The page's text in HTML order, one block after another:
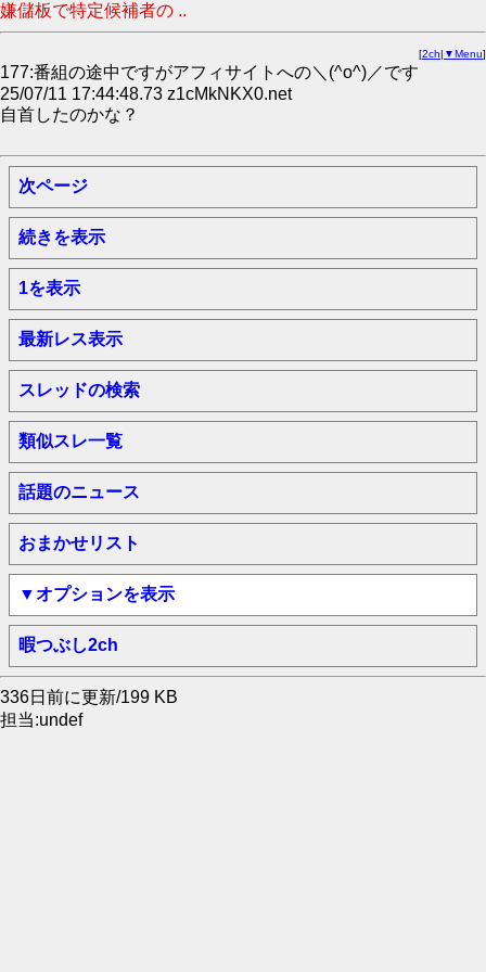
嫌儲板で特定候補者の ..
[2ch| ▼Menu]
177:番組の途中ですがアフィサイトへの＼(^o^)／です
25/07/11 17:44:48.73 z1cMkNKX0.net
自首したのかな？
次ページ
続きを表示
1を表示
最新レス表示
スレッドの検索
類似スレ一覧
話題のニュース
おまかせリスト
▼オプションを表示
暇つぶし2ch
336日前に更新/199 KB
担当:undef